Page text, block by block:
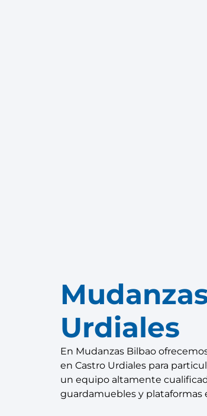
Urdiales
En Mudanzas Bilbao
en Castro Urdiales para
un equipo altamente
guardamuebles y plataformas